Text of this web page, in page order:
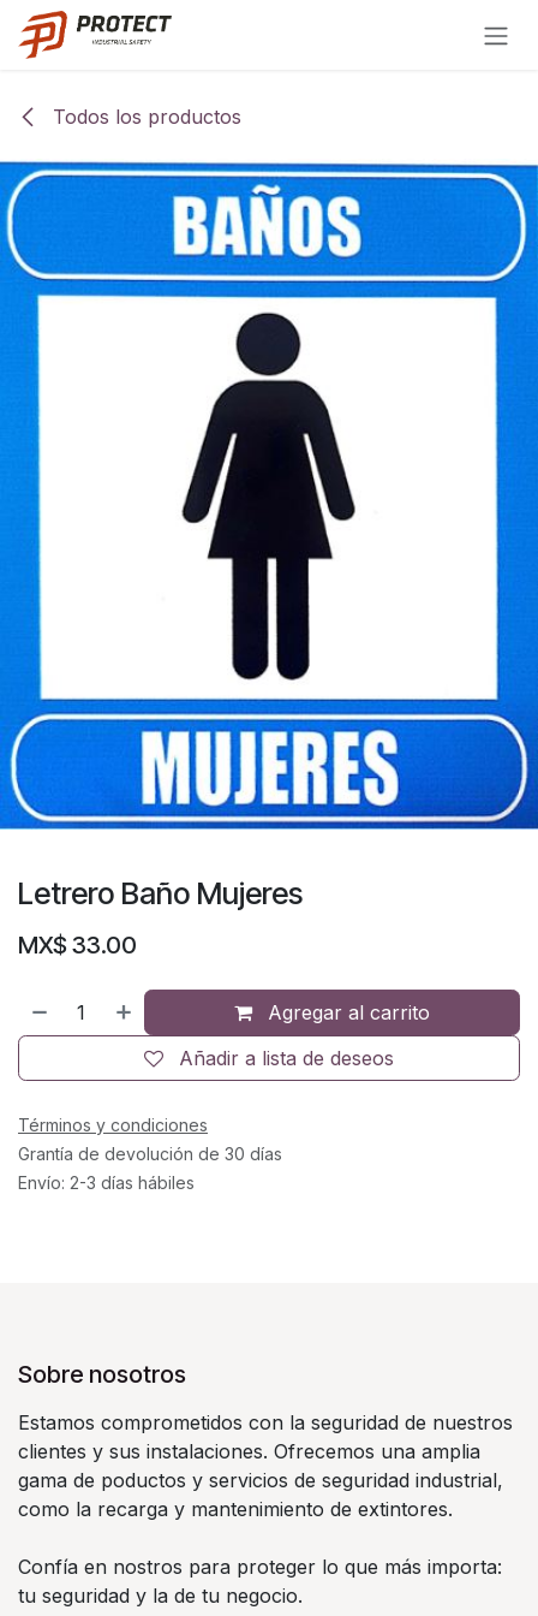
Ir al contenido
Todos los productos
Letrero Baño Mujeres
MX$ 33.00
Agregar al carrito
Añadir a lista de deseos
Términos y condiciones
Grantía de devolución de 30 días
Envío: 2-3 días hábiles
Sobre nosotros
Estamos comprometidos con la seguridad de nuestros
clientes y sus instalaciones. Ofrecemos una amplia
gama de poductos y servicios de seguridad industrial,
como la recarga y mantenimiento de extintores.
Confía en nostros para proteger lo que más importa:
tu seguridad y la de tu negocio.